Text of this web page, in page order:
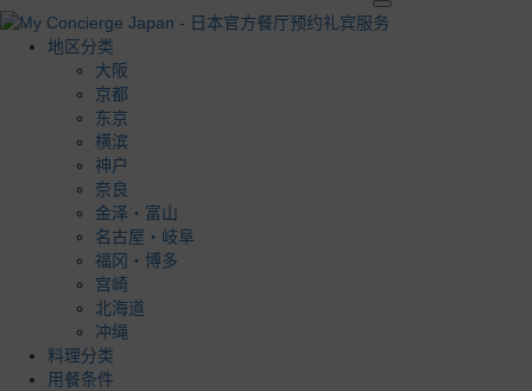
地区分类
大阪
京都
东京
横滨
神户
奈良
金泽・富山
名古屋・岐阜
福冈・博多
宫崎
北海道
冲绳
料理分类
用餐条件